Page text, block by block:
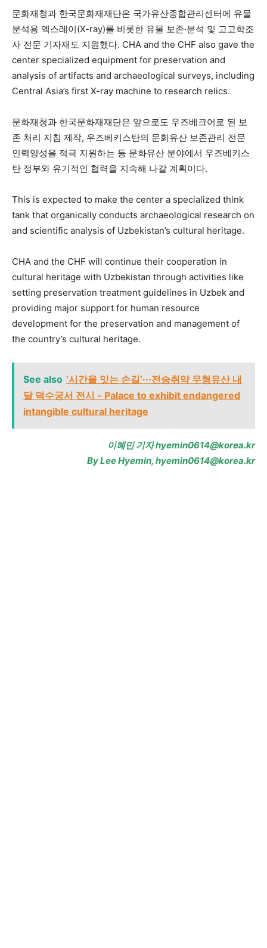
문화재청과 한국문화재재단은 국가유산종합관리센터에 유물
분석용 엑스레이(X-ray)를 비롯한 유물 보존·분석 및 고고학조
사 전문 기자재도 지원했다. CHA and the CHF also gave the
center specialized equipment for preservation and
analysis of artifacts and archaeological surveys, including
Central Asia’s first X-ray machine to research relics.
문화재청과 한국문화재재단은 앞으로도 우즈베크어로 된 보
존 처리 지침 제작, 우즈베키스탄의 문화유산 보존관리 전문
인력양성을 적극 지원하는 등 문화유산 분야에서 우즈베키스
탄 정부와 유기적인 협력을 지속해 나갈 계획이다.
This is expected to make the center a specialized think
tank that organically conducts archaeological research on
and scientific analysis of Uzbekistan’s cultural heritage.
CHA and the CHF will continue their cooperation in
cultural heritage with Uzbekistan through activities like
setting preservation treatment guidelines in Uzbek and
providing major support for human resource
development for the preservation and management of
the country’s cultural heritage.
See also ‘시간을 잇는 손길’···전승취약 무형유산 내
달 덕수궁서 전시 - Palace to exhibit endangered
intangible cultural heritage
이혜민 기자 hyemin0614@korea.kr
By Lee Hyemin, hyemin0614@korea.kr